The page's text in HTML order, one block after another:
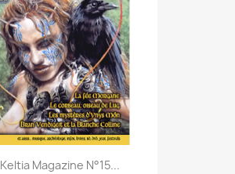
Keltia Magazine N°15...